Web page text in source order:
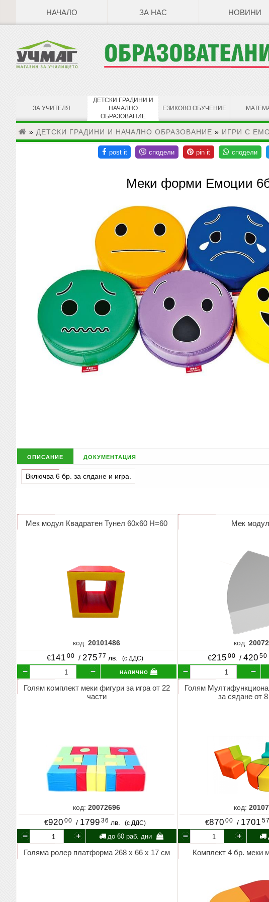
НАЧАЛО ЗА НАС НОВИНИ
ЗА УЧИТЕЛЯ
ДЕТСКИ ГРАДИНИ И
НАЧАЛНО
ОБРАЗОВАНИЕ
ЕЗИКОВО ОБУЧЕНИЕ
» ДЕТСКИ ГРАДИНИ И НАЧАЛНО ОБРАЗОВАНИЕ » ИГРИ С
Меки форми Емоции
описание документация
Включва 6 бр. за сядане и игра.
Мек модул Квадратен Тунел 60х60 Н=60
код:20101486
€141 00 /275 77 лв. (с ДДС)
налично
Мек
код:
€215 00 / 420 50
Голям комплект меки фигури за игра от 22
части
код:20072696
€920 00 / 1799 36 лв. (с ДДС)
до 60 раб. дни
Голям
за сядане от
код:
€870 00 / 1701 57
Голяма ролер платформа 268 х 66 х 17 см Комплект 4 бр. меки